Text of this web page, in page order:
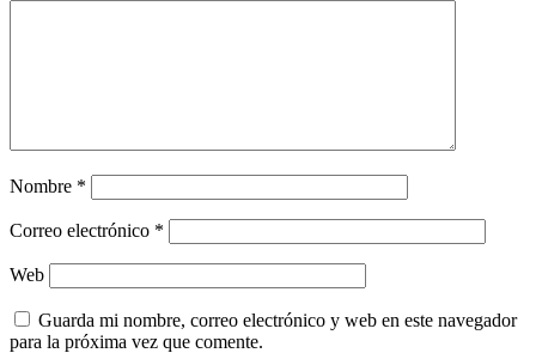
Nombre *
Correo electrónico *
Web
Guarda mi nombre, correo electrónico y web en este navegador
para la próxima vez que comente.